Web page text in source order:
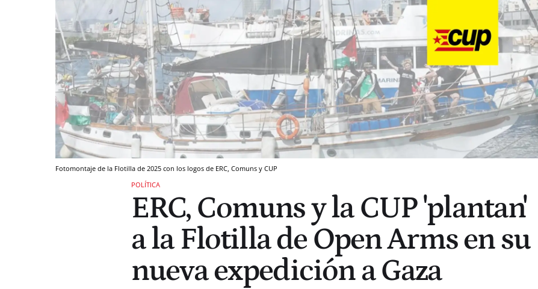
Fotomontaje de la Flotilla de 2025 con los logos de ERC, Comuns y CUP
POLÍTICA
ERC, Comuns y la CUP 'plantan'
a la Flotilla de Open Arms en su
nueva expedición a Gaza